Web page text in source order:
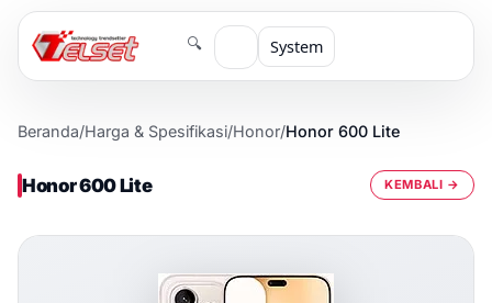
🔍 System
Beranda/Harga & Spesifikasi/Honor/Honor 600 Lite
Honor 600 Lite KEMBALI →